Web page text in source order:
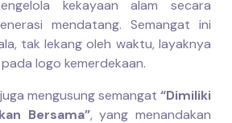
kekayaan alam secara
mendatang. Semangat ini
tak lekang oleh waktu, layaknya
logo kemerdekaan.
mengusung semangat “Dimiliki
Bersama”, yang menandakan